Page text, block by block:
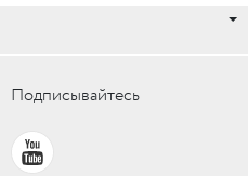
Подписывайтесь